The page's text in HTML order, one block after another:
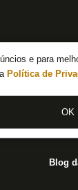
e para
Política de
OK
Fórum
Jogos
Blog